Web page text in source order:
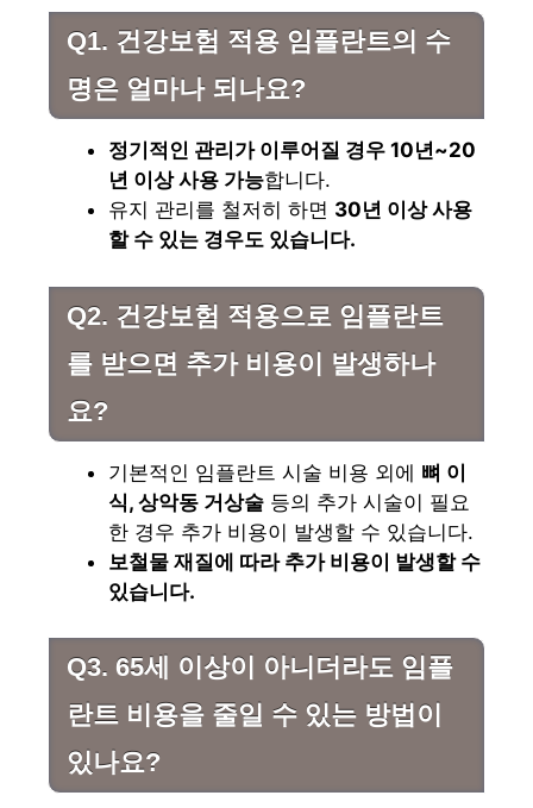
Q1. 건강보험 적용 임플란트의 수
명은 얼마나 되나요?
정기적인 관리가 이루어질 경우 10년~20
년 이상 사용 가능합니다.
유지 관리를 철저히 하면 30년 이상 사용
할 수 있는 경우도 있습니다.
Q2. 건강보험 적용으로 임플란트
를 받으면 추가 비용이 발생하나
요?
기본적인 임플란트 시술 비용 외에 뼈 이
식, 상악동 거상술 등의 추가 시술이 필요
한 경우 추가 비용이 발생할 수 있습니다.
보철물 재질에 따라 추가 비용이 발생할 수
있습니다.
Q3. 65세 이상이 아니더라도 임플
란트 비용을 줄일 수 있는 방법이
있나요?